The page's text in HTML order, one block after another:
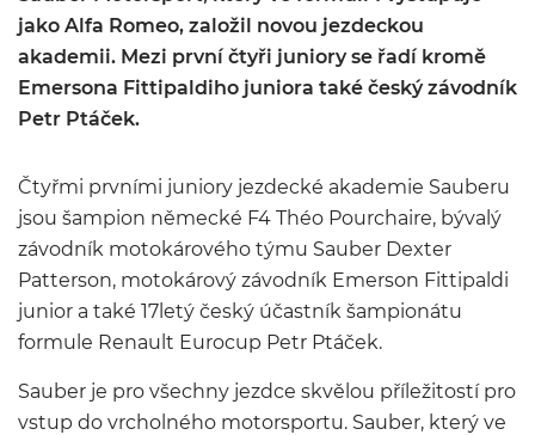
jako Alfa Romeo, založil novou jezdeckou
akademii. Mezi první čtyři juniory se řadí kromě
Emersona Fittipaldiho juniora také český závodník
Petr Ptáček.
Čtyřmi prvními juniory jezdecké akademie Sauberu
jsou šampion německé F4 Théo Pourchaire, bývalý
závodník motokárového týmu Sauber Dexter
Patterson, motokárový závodník Emerson Fittipaldi
junior a také 17letý český účastník šampionátu
formule Renault Eurocup Petr Ptáček.
Sauber je pro všechny jezdce skvělou příležitostí pro
vstup do vrcholného motorsportu. Sauber, který ve